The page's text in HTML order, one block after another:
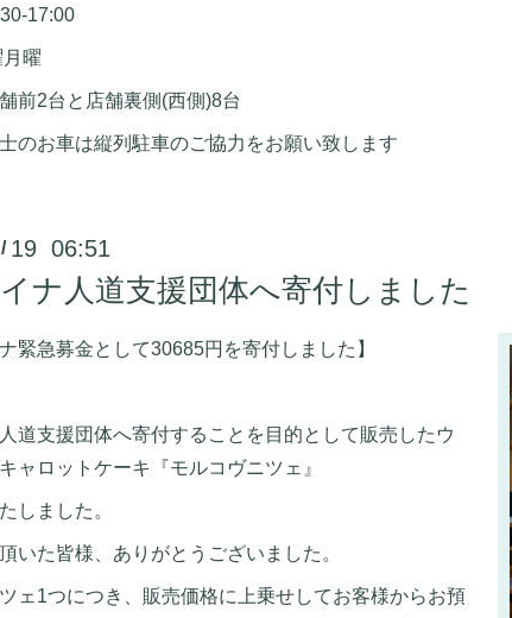
17:00
曜
前2台と店舗裏側(西側)8台
のお車は縦列駐車のご協力をお願い致します
/ 19 06:51
ナ人道支援団体へ寄付しました
緊急募金として30685円を寄付しました】
道支援団体へ寄付することを目的として販売したウ
ャロットケーキ『モルコヴニツェ』
しました。
いた皆様、ありがとうございました。
ェ1つにつき、販売価格に上乗せしてお客様からお預